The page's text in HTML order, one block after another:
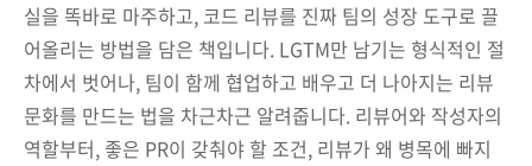
실을 똑바로 마주하고, 코드 리뷰를 진짜 팀의 성장 도구로 끌
어올리는 방법을 담은 책입니다. LGTM만 남기는 형식적인 절
차에서 벗어나, 팀이 함께 협업하고 배우고 더 나아지는 리뷰
문화를 만드는 법을 차근차근 알려줍니다. 리뷰어와 작성자의
역할부터, 좋은 PR이 갖춰야 할 조건, 리뷰가 왜 병목에 빠지